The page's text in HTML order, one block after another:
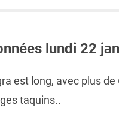
lundi 22
est long, avec plus
taquins..